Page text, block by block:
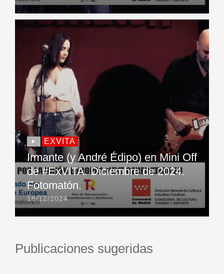
EXVITA
Irmante (y André Édipo) en Mini Off
de #ExVITA. Diciembre de 2024.
Fotomatón.
18/12/2024
Publicaciones sugeridas